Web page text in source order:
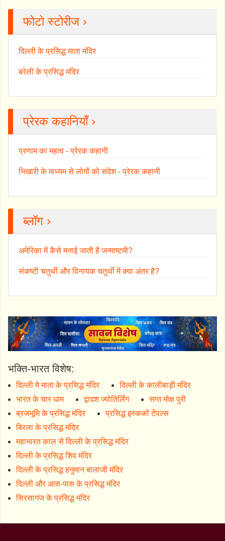
फोटो स्टोरीज ›
दिल्ली के प्रसिद्ध माता मंदिर
बरेली के प्रसिद्ध मंदिर
प्रेरक कहानियाँ ›
प्रणाम का महत्व - प्रेरक कहानी
भिखारी के माध्यम से लोगों को संदेश - प्रेरक कहानी
ब्लॉग ›
अमेरिका में कैसे मनाई जाती है जन्माष्टमी?
संकष्टी चतुर्थी और विनायक चतुर्थी में क्या अंतर है?
भक्ति-भारत विशेष:
दिल्ली मे माता के प्रसिद्ध मंदिर
दिल्ली के कालीबाड़ी मंदिर
भारत के चार धाम
द्वादश ज्योतिर्लिंग
सप्त मोक्ष पुरी
ब्रजभूमि के प्रसिद्ध मंदिर
प्रसिद्ध इस्ककों टेंपल्स
बिरला के प्रसिद्ध मंदिर
महाभारत काल से दिल्ली के प्रसिद्ध मंदिर
दिल्ली के प्रसिद्ध शिव मंदिर
दिल्ली के प्रसिद्ध हनुमान बालाजी मंदिर
दिल्ली और आस-पास के प्रसिद्ध मंदिर
सिरसागंज के प्रसिद्ध मंदिर